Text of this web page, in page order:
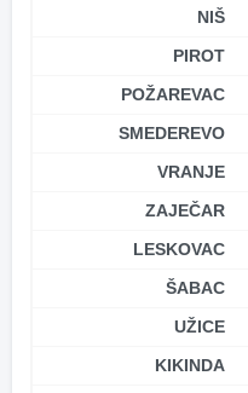
NIŠ
PIROT
POŽAREVAC
SMEDEREVO
VRANJE
ZAJEČAR
LESKOVAC
ŠABAC
UŽICE
KIKINDA